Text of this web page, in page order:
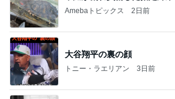
Amebaトピックス 2日前
大谷翔平の裏の顔
トニー・ラエリアン 3日前